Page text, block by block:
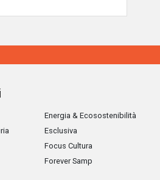
Energia & Ecosostenibilità
Esclusiva
Focus Cultura
Forever Samp